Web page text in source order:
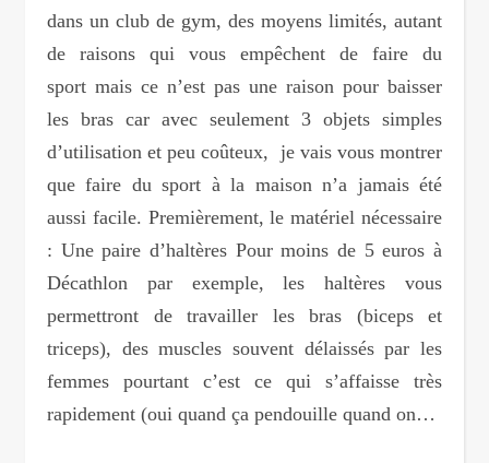
dans un club de gym, des moyens limités, autant
de raisons qui vous empêchent de faire du
sport mais ce n’est pas une raison pour baisser
les bras car avec seulement 3 objets simples
d’utilisation et peu coûteux, je vais vous montrer
que faire du sport à la maison n’a jamais été
aussi facile. Premièrement, le matériel nécessaire
: Une paire d’haltères Pour moins de 5 euros à
Décathlon par exemple, les haltères vous
permettront de travailler les bras (biceps et
triceps), des muscles souvent délaissés par les
femmes pourtant c’est ce qui s’affaisse très
rapidement (oui quand ça pendouille quand on…